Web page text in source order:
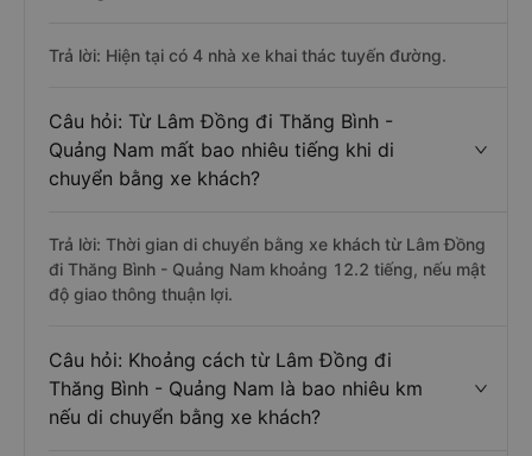
Trả lời: Hiện tại có 4 nhà xe khai thác tuyến đường.
Câu hỏi: Từ Lâm Đồng đi Thăng Bình -
Quảng Nam mất bao nhiêu tiếng khi di
chuyển bằng xe khách?
Trả lời: Thời gian di chuyển bằng xe khách từ Lâm Đồng
đi Thăng Bình - Quảng Nam khoảng 12.2 tiếng, nếu mật
độ giao thông thuận lợi.
Câu hỏi: Khoảng cách từ Lâm Đồng đi
Thăng Bình - Quảng Nam là bao nhiêu km
nếu di chuyển bằng xe khách?